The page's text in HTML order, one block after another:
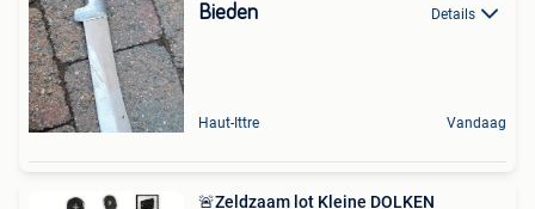
Bieden Details
Haut-Ittre Vandaag
🚨Zeldzaam lot Kleine DOLKEN